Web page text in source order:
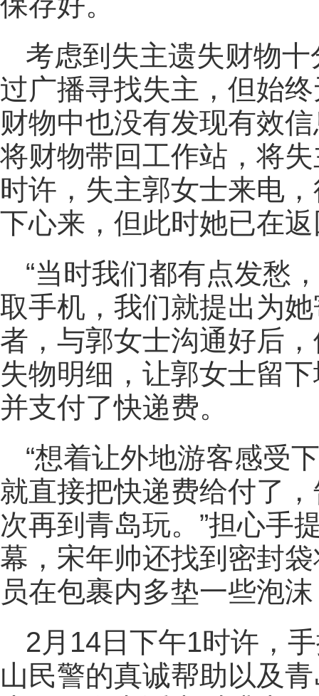
考虑到失主遗失财物
过广播寻找失主，但始
财物中也没有发现有效
将财物带回工作站，将
时许，失主郭女士来电
下心来，但此时她已在
“当时我们都有点发愁
取手机，我们就提出为
者，与郭女士沟通好后
失物明细，让郭女士留
并支付了快递费。
“想着让外地游客感受
就直接把快递费给付了
次再到青岛玩。”担心手
幕，宋年帅还找到密封
员在包裹内多垫一些泡
2月14日下午1时许，
山民警的真诚帮助以及